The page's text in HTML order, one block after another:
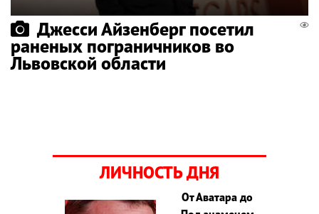
Джесси Айзенберг посетил
раненых пограничников во
Львовской области
ЛИЧНОСТЬ ДНЯ
От Аватара до